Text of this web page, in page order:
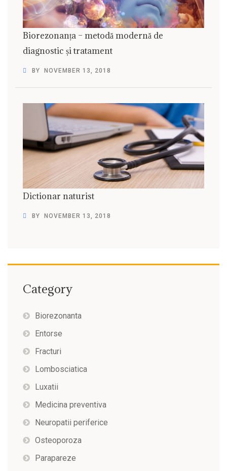
Biorezonanța – metodă modernă de
diagnostic și tratament
BY NOVEMBER 13, 2018
Dictionar naturist
BY NOVEMBER 13, 2018
Category
Biorezonanta
Entorse
Fracturi
Lombosciatica
Luxatii
Medicina preventiva
Neuropatii periferice
Osteoporoza
Parapareze